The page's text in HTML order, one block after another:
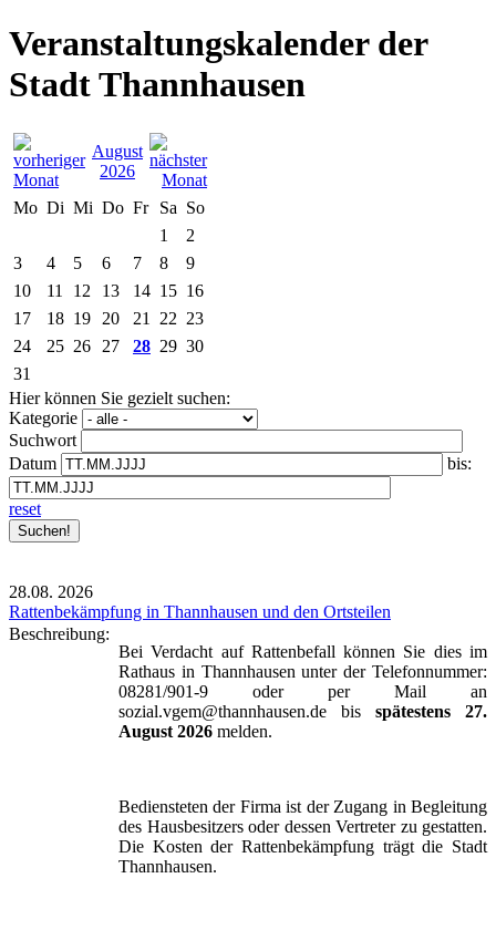
Veranstaltungskalender der
Stadt Thannhausen
August
2026
Mo Di Mi Do Fr Sa So
1
2
3
4 5 6 7 8
9
10
11 12 13 14 15 16
17
18 19 20 21 22 23
24
25 26 27 28 29 30
31
Hier können Sie gezielt suchen:
Kategorie
Suchwort
Datum
bis:
reset
28.08. 2026
Rattenbekämpfung in Thannhausen und den Ortsteilen
Beschreibung:
Bei Verdacht auf Rattenbefall können Sie dies im
Rathaus in Thannhausen unter der Telefonnummer:
08281/901-9 oder per Mail an
sozial.vgem@thannhausen.de bis spätestens 27.
August 2026 melden.
Bediensteten der Firma ist der Zugang in Begleitung
des Hausbesitzers oder dessen Vertreter zu gestatten.
Die Kosten der Rattenbekämpfung trägt die Stadt
Thannhausen.